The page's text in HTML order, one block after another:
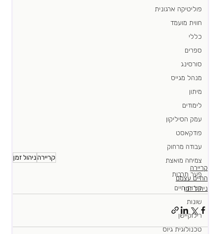
פוליטיקה ארגונית
חווית מועמד
כללי
ספרים
סורסינג
מנהל מגייס
מיתון
לימודים
עמק הסיליקון
פודקאסט
עבודה מרחוק
צמיחה מואצת
פער תרבות
קורות חיים
שונות
רילוקיישן
טכנולוגית גיוס
קריירהניהול זמן
קריירה
החיים עצמם
ניהול זמן